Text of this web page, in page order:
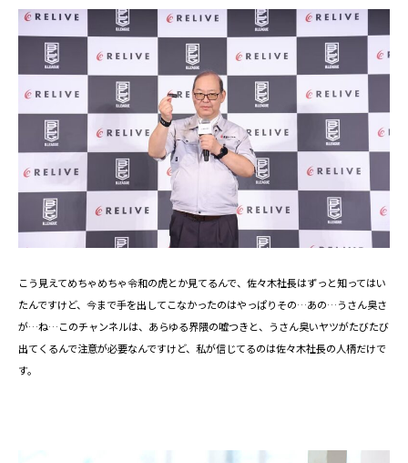
こう見えてめちゃめちゃ令和の虎とか見てるんで、佐々木社長はずっと知ってはい
たんですけど、今まで手を出してこなかったのはやっぱりその…あの…うさん臭さ
が…ね…このチャンネルは、あらゆる界隈の嘘つきと、うさん臭いヤツがたびたび
出てくるんで注意が必要なんですけど、私が信じてるのは佐々木社長の人柄だけで
す。